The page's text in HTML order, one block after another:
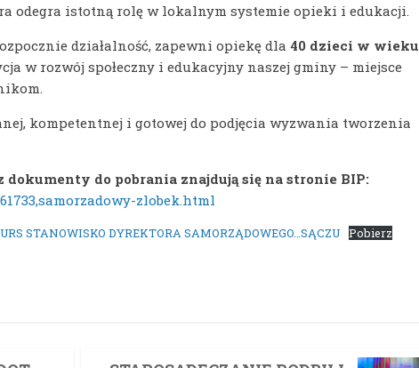
odegra istotną rolę w lokalnym systemie opieki i edukacji.
działalność, zapewni opiekę dla 40 dzieci w wieku
w rozwój społeczny i edukacyjny naszej gminy – miejsce
kompetentnej i gotowej do podjęcia wyzwania tworzenia
do pobrania znajdują się na stronie BIP:
zlobek.html
STANOWISKO DYREKTORA SAMORZĄDOWEGO…SĄCZU
Pobierz